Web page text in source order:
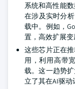
系统和高性能
在涉及实时分
载中。例如，
置，高效扩展变
这些芯片正在
用，利用高带
载。这一趋势
立了其在AI驱动